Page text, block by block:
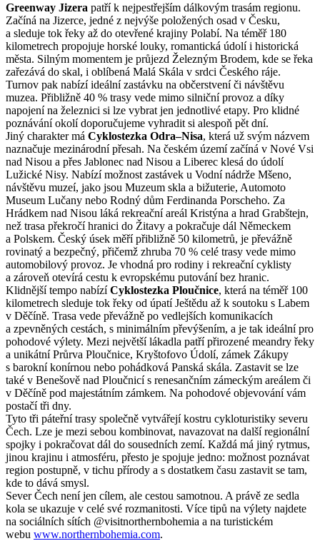
Greenway Jizera patří k nejpestřejším dálkovým trasám regionu.
Začíná na Jizerce, jedné z nejvýše položených osad v Česku,
a sleduje tok řeky až do otevřené krajiny Polabí. Na téměř 180
kilometrech propojuje horské louky, romantická údolí i historická
města. Silným momentem je průjezd Železným Brodem, kde se řeka
zařezává do skal, i oblíbená Malá Skála v srdci Českého ráje.
Turnov pak nabízí ideální zastávku na občerstvení či návštěvu
muzea. Přibližně 40 % trasy vede mimo silniční provoz a díky
napojení na železnici si lze vybrat jen jednotlivé etapy. Pro klidné
poznávání okolí doporučujeme vyhradit si alespoň pět dní.
Jiný charakter má Cyklostezka Odra–Nisa, která už svým názvem
naznačuje mezinárodní přesah. Na českém území začíná v Nové Vsi
nad Nisou a přes Jablonec nad Nisou a Liberec klesá do údolí
Lužické Nisy. Nabízí možnost zastávek u Vodní nádrže Mšeno,
návštěvu muzeí, jako jsou Muzeum skla a bižuterie, Automoto
Museum Lučany nebo Rodný dům Ferdinanda Porscheho. Za
Hrádkem nad Nisou láká rekreační areál Kristýna a hrad Grabštejn,
než trasa překročí hranici do Žitavy a pokračuje dál Německem
a Polskem. Český úsek měří přibližně 50 kilometrů, je převážně
rovinatý a bezpečný, přičemž zhruba 70 % celé trasy vede mimo
automobilový provoz. Je vhodná pro rodiny i rekreační cyklisty
a zároveň otevírá cestu k evropskému putování bez hranic.
Klidnější tempo nabízíCyklostezka Ploučnice, která na téměř 100
kilometrech sleduje tok řeky od úpatí Ještědu až k soutoku s Labem
v Děčíně. Trasa vede převážně po vedlejších komunikacích
a zpevněných cestách, s minimálním převýšením, a je tak ideální pro
pohodové výlety. Mezi největší lákadla patří přirozené meandry řeky
a unikátní Průrva Ploučnice, Kryštofovo Údolí, zámek Zákupy
s barokní konírnou nebo pohádková Panská skála. Zastavit se lze
také v Benešově nad Ploučnicí s renesančním zámeckým areálem či
v Děčíně pod majestátním zámkem. Na pohodové objevování vám
postačí tři dny.
Tyto tři páteřní trasy společně vytvářejí kostru cykloturistiky severu
Čech. Lze je mezi sebou kombinovat, navazovat na další regionální
spojky i pokračovat dál do sousedních zemí. Každá má jiný rytmus,
jinou krajinu i atmosféru, přesto je spojuje jedno: možnost poznávat
region postupně, v tichu přírody a s dostatkem času zastavit se tam,
kde to dává smysl.
Sever Čech není jen cílem, ale cestou samotnou. A právě ze sedla
kola se ukazuje v celé své rozmanitosti. Více tipů na výlety najdete
na sociálních sítích @visitnorthernbohemia a na turistickém
webu www.northernbohemia.com.